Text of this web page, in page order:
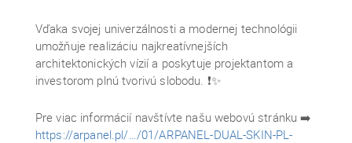
Vďaka svojej univerzálnosti a modernej technológii
umožňuje realizáciu najkreatívnejších
architektonických vízií a poskytuje projektantom a
investorom plnú tvorivú slobodu. ❗✨
Pre viac informácií navštívte našu webovú stránku ➡️
https://arpanel.pl/…/01/ARPANEL-DUAL-SKIN-PL-